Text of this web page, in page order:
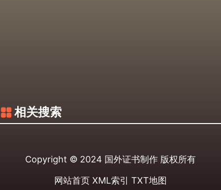
相关搜索
Copyright © 2024 国外证书制作 版权所有
网站首页 XML索引 TXT地图